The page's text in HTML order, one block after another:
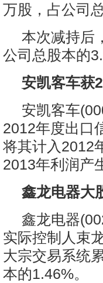
万股，占公司
本次减持后
公司总股本的
安凯客车获
安凯客车
2012年度出口
将其计入2012
2013年利润产
鑫龙电器大
鑫龙电器
实际控制人束
大宗交易系统
本的1.46%。